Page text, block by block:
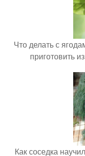
Что делать с
приготовить
Как соседка